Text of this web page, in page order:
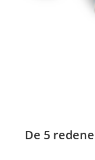
De 5